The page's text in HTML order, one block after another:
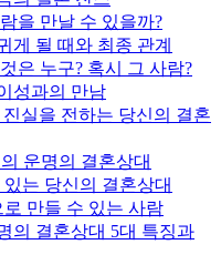
을 만날 수 있을까?
게 될 때와 최종 관계
은 누구? 혹시 그 사람?
성과의 만남
실을 전하는 당신의 결혼
운명의 결혼상대
는 당신의 결혼상대
만들 수 있는 사람
의 결혼상대 5대 특징과